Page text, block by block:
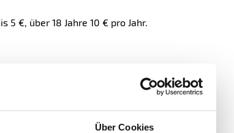
Über Cookies
5 €, über 18 Jahre 10 € pro Jahr.